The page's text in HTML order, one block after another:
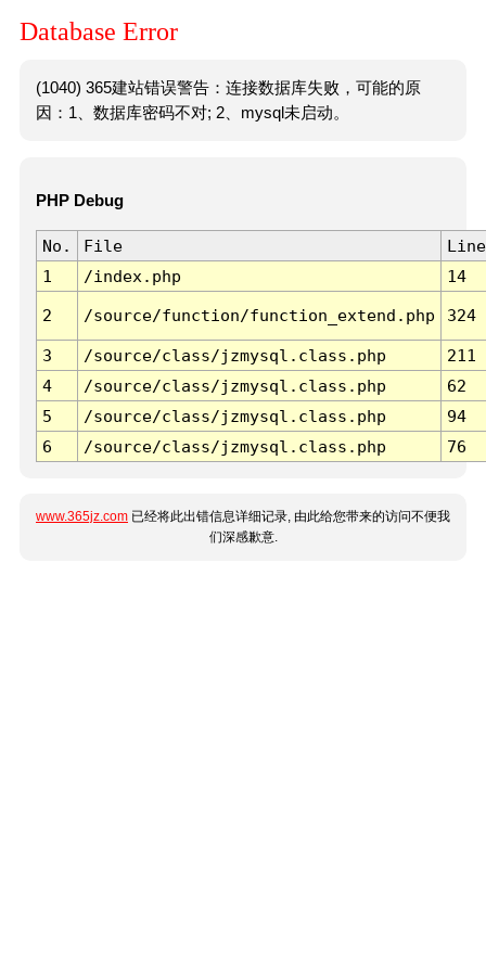
Database Error
(1040) 365建站错误警告：连接数据库失败，可能的原
因：1、数据库密码不对; 2、mysql未启动。
PHP Debug
No. File
Line
1
/index.php 14
2 /source/function/function_extend.php 324
3 /source/class/jzmysql.class.php
211
4
/source/class/jzmysql.class.php
62
5
/source/class/jzmysql.class.php
94
6
/source/class/jzmysql.class.php 76
www.365jz.com 已经将此出错信息详细记录, 由此给您带来的访问不便我
们深感歉意.